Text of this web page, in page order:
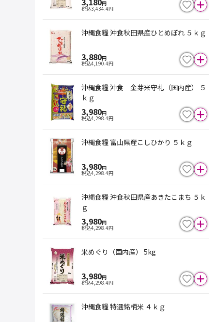
円
税込3,434.4円
沖縄食糧 沖食秋田県産ひとめぼれ ５ｋｇ
3,880円
税込4,190.4円
沖縄食糧 沖食 金芽米守礼（国内産） ５
ｋｇ
3,980円
税込4,298.4円
沖縄食糧 富山県産こしひかり ５ｋｇ
3,980円
税込4,298.4円
沖縄食糧 沖食秋田県産あきたこまち ５ｋ
ｇ
3,980円
税込4,298.4円
米めぐり（国内産） 5kg
3,980円
税込4,298.4円
沖縄食糧 特選銘柄米 ４ｋｇ